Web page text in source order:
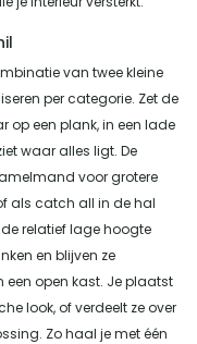
van twee kleine
per categorie. Zet de
op een plank, in een lade
waar alles ligt. De
voor grotere
als catch all in de hal
relatief lage hoogte
en blijven ze
een open kast. Je plaatst
look, of verdeelt ze over
Zo haal je met één